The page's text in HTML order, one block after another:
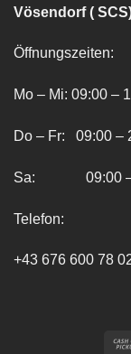
Vösendorf (
Öffnungszeiten:
Mo – Mi: 09:00 –
Do – Fr: 09:00 –
Sa: 09:00 –
Telefon:
+43 676 600 78